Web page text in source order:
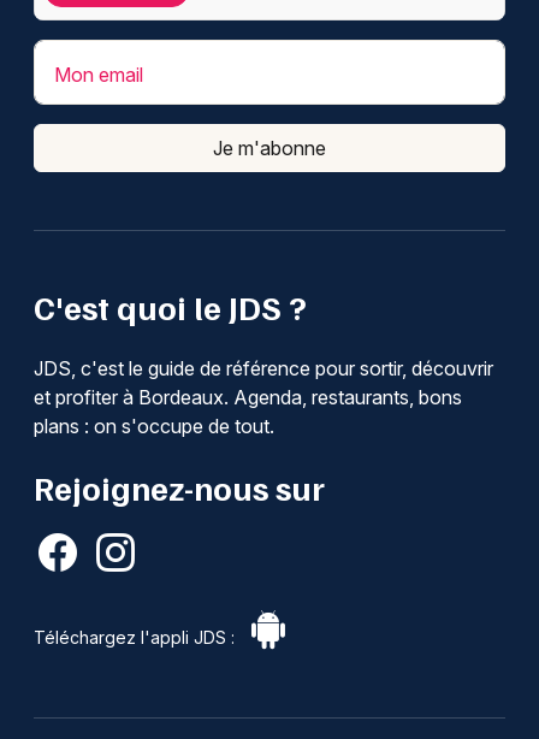
C'est quoi le JDS ?
JDS, c'est le guide de référence pour sortir, découvrir
et profiter à Bordeaux. Agenda, restaurants, bons
plans : on s'occupe de tout.
Rejoignez-nous sur
Téléchargez l'appli JDS :
Mon email
Je m'abonne